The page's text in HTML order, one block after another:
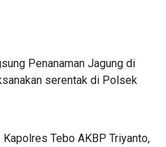
Penanaman Jagung di
serentak di Polsek
Tebo AKBP Triyanto,